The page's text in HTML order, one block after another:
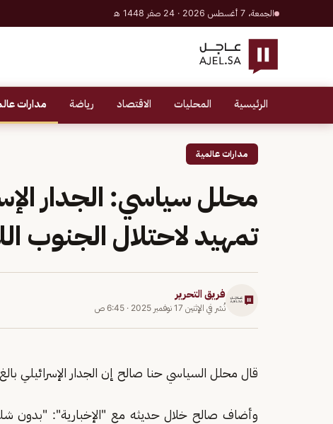
الجمعة، 7 أغسطس 2026 · 24 صفر 1448 هـ
الرئيسية المحليات الاقتصاد رياضة مدارات
مدارات عالمية
محلل سياسي: الجدار
تمهيد لاحتلال الجنوب
فريق التحرير
نُشر في الإثنين 17 نوفمبر 2025 · 6:45 ص
قال محلل السياسي حنا صالح إن الجدار الإسرائيلي
وأضاف صالح خلال حديثه مع "الإخبارية": "بدون شك